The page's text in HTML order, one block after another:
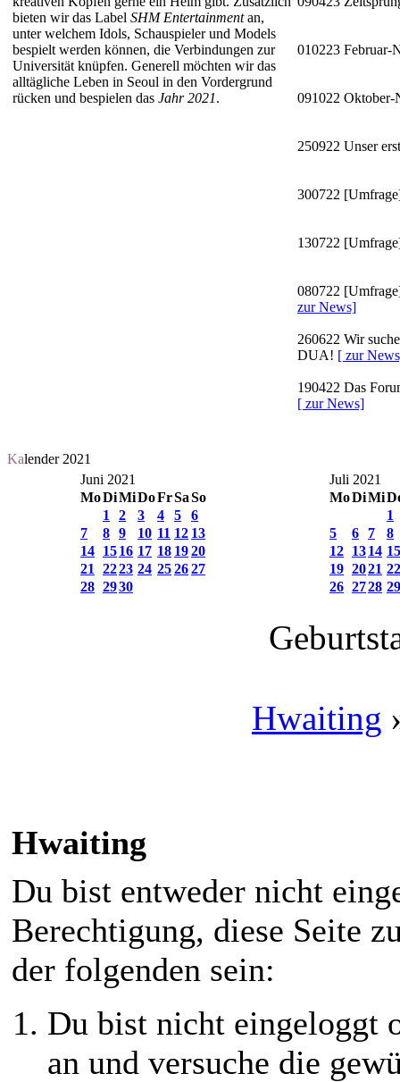
bieten wir das Label SHM Entertainmentan,
unter welchem Idols, Schauspieler und Models
bespielt werden können, die Verbindungen zur
Universität knüpfen. Generell möchten wir das
alltägliche Leben in Seoul in den Vordergrund
rücken und bespielen das Jahr 2021.
010223 Februar-
091022
250922 Unser
300722
130722
080722
zur News]
260622 Wir
DUA! [ zur
190422 Das
[ zur News]
Kalender 2021
Juni 2021
MoDiMiDoFrSaSo
1
2 3 4 5
6
7
8 9 10 11 12 13
14 1516 17 18 1920
21
2223 24 252627
28 2930
Juli 2021
MoDiMi
1
5
6 7
8
12 1314 15
19 2021 22
26 2728 29
Hwaiting
Hwaiting
Du bist entweder nicht
Berechtigung, diese Seite
der folgenden sein:
Du bist nicht eingeloggt
an und versuche die